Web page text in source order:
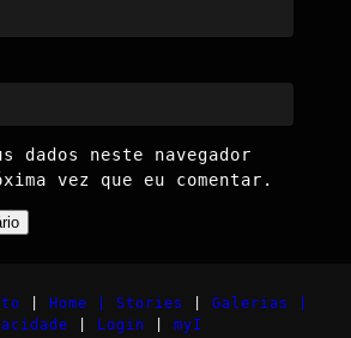
dados neste navegador
vez que eu comentar.
Home | Stories
Galerias |
Login myI